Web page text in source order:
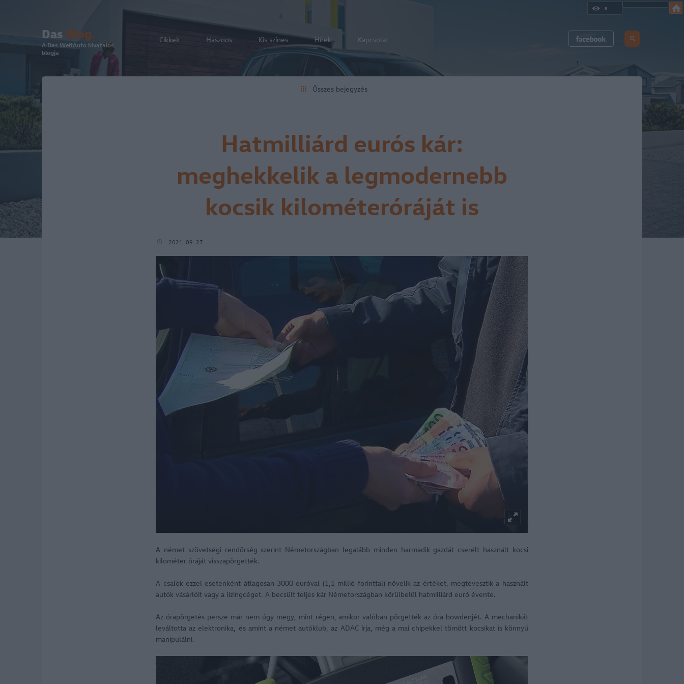
Das Blog.
A Das WeltAuto hivatalos
blogja
Cikkek Hasznos Kis színes Hírek Kapcsolat
Összes bejegyzés
Hatmilliárd eurós kár:
meghekkelik a legmodernebb
kocsik kilométeróráját is
2021. 09. 27.
A német szövetségi rendőrség szerint Németországban legalább minden harmadik gazdát cserélt használt kocsi
kilométer óráját visszapörgették.
A csalók ezzel esetenként átlagosan 3000 euróval (1,1 millió forinttal) növelik az értéket, megtévesztik a használt
autók vásárlóit vagy a lízingcéget. A becsült teljes kár Németországban körülbelül hatmilliárd euró évente.
Az órapörgetés persze már nem úgy megy, mint régen, amikor valóban pörgették az óra bowdenjét. A mechanikát
leváltotta az elektronika, és amint a német autóklub, az ADAC írja, még a mai chipekkel tömött kocsikat is könnyű
manipulálni.